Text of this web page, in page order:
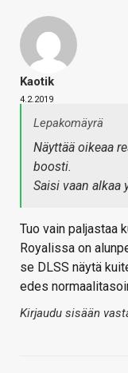
Kaotik
4.2.2019
Lepakomäyrä
Näyttää oikeaa
boosti.
Saisi vaan alkaa
Tuo vain paljastaa
Royalissa on
se DLSS näytä
edes
Kirjaudu sisään